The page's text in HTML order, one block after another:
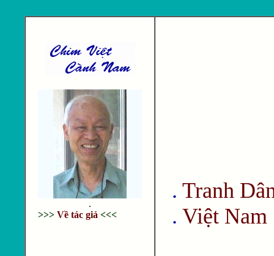
.
>>> Về tác giả <<<
. Tranh
. Việt Nam